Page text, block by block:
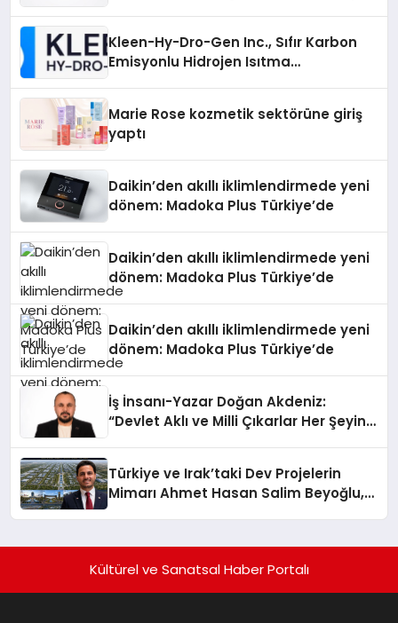
Kleen-Hy-Dro-Gen Inc., Sıfır Karbon
Emisyonlu Hidrojen Isıtma
Marie Rose kozmetik sektörüne giriş
yaptı
Daikin’den akıllı iklimlendirmede yeni
dönem: Madoka Plus Türkiye’de
Daikin’den akıllı iklimlendirmede yeni
dönem: Madoka Plus Türkiye’de
Daikin’den akıllı iklimlendirmede yeni
dönem: Madoka Plus Türkiye’de
İş İnsanı-Yazar Doğan Akdeniz:
“Devlet Aklı ve Milli Çıkarlar Her Şeyin
Türkiye ve Irak’taki Dev Projelerin
Mimarı Ahmet Hasan Salim Beyoğlu,
Hayata Geçirecek
Kültürel ve Sanatsal Haber Portalı